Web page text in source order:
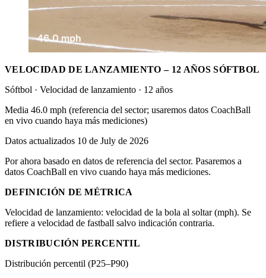
VELOCIDAD DE LANZAMIENTO – 12 AÑOS SÓFTBOL
Sóftbol · Velocidad de lanzamiento · 12 años
Media 46.0 mph (referencia del sector; usaremos datos CoachBall
en vivo cuando haya más mediciones)
Datos actualizados 10 de July de 2026
Por ahora basado en datos de referencia del sector. Pasaremos a
datos CoachBall en vivo cuando haya más mediciones.
DEFINICIÓN DE MÉTRICA
Velocidad de lanzamiento: velocidad de la bola al soltar (mph). Se
refiere a velocidad de fastball salvo indicación contraria.
DISTRIBUCIÓN PERCENTIL
Distribución percentil (P25–P90)